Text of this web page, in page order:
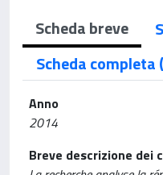
Scheda breve
Scheda completa
Anno
2014
Breve descrizione